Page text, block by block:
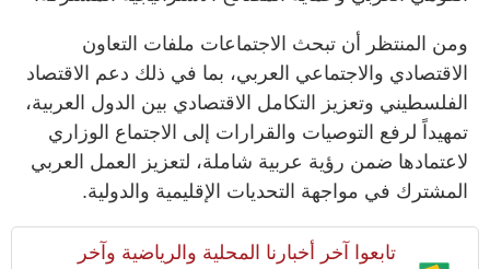
ومن المنتظر أن تبحث الاجتماعات ملفات التعاون
الاقتصادي والاجتماعي العربي، بما في ذلك دعم الاقتصاد
الفلسطيني وتعزيز التكامل الاقتصادي بين الدول العربية،
تمهيداً لرفع التوصيات والقرارات إلى الاجتماع الوزاري
لاعتمادها ضمن رؤية عربية شاملة، لتعزيز العمل العربي
المشترك في مواجهة التحديات الإقليمية والدولية.
تابعوا آخر أخبارنا المحلية والرياضية وآخر